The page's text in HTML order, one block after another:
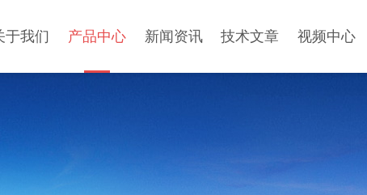
于我们 产品中心 新闻资讯 技术文章 视频中心